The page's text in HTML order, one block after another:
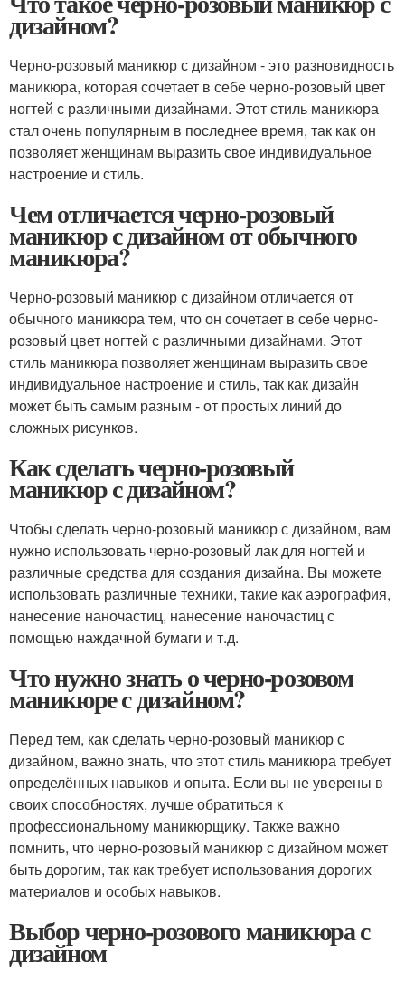
дизайном?
Черно-розовый маникюр с дизайном - это разновидность
маникюра, которая сочетает в себе черно-розовый цвет
ногтей с различными дизайнами. Этот стиль маникюра
стал очень популярным в последнее время, так как он
позволяет женщинам выразить свое индивидуальное
настроение и стиль.
Чем отличается черно-розовый
маникюр с дизайном от обычного
маникюра?
Черно-розовый маникюр с дизайном отличается от
обычного маникюра тем, что он сочетает в себе черно-
розовый цвет ногтей с различными дизайнами. Этот
стиль маникюра позволяет женщинам выразить свое
индивидуальное настроение и стиль, так как дизайн
может быть самым разным - от простых линий до
сложных рисунков.
Как сделать черно-розовый
маникюр с дизайном?
Чтобы сделать черно-розовый маникюр с дизайном, вам
нужно использовать черно-розовый лак для ногтей и
различные средства для создания дизайна. Вы можете
использовать различные техники, такие как аэрография,
нанесение наночастиц, нанесение наночастиц с
помощью наждачной бумаги и т.д.
Что нужно знать о черно-розовом
маникюре с дизайном?
Перед тем, как сделать черно-розовый маникюр с
дизайном, важно знать, что этот стиль маникюра требует
определённых навыков и опыта. Если вы не уверены в
своих способностях, лучше обратиться к
профессиональному маникюрщику. Также важно
помнить, что черно-розовый маникюр с дизайном может
быть дорогим, так как требует использования дорогих
материалов и особых навыков.
Выбор черно-розового маникюра с
дизайном